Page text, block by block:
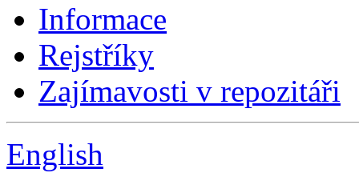
Informace
Rejstříky
Zajímavosti v repozitáři
English